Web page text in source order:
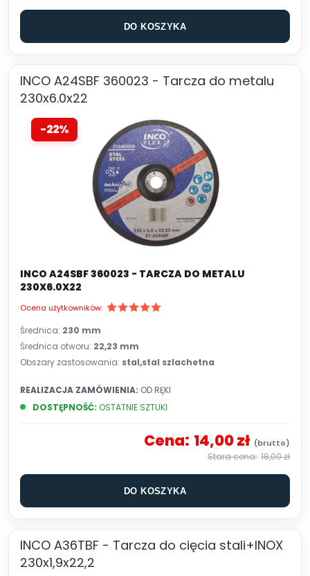
DO KOSZYKA
INCO A24SBF 360023 - Tarcza do metalu
230x6.0x22
-22%
INCO A24SBF 360023 - TARCZA DO METALU
230X6.0X22
Ocena użytkowników:
Średnica: 230 mm
Średnica otworu: 22,23 mm
Obszary zastosowania: stal,stal szlachetna
DOSTĘPNOŚĆ: OSTATNIE SZTUKI
REALIZACJA ZAMÓWIENIA: OD RĘKI
Cena: 14,00 zł
18,00 zł
DO KOSZYKA
INCO A36TBF - Tarcza do cięcia stali+INOX
230x1,9x22,2